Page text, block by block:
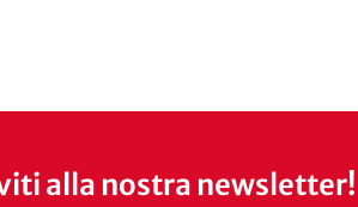
alla nostra newsletter!